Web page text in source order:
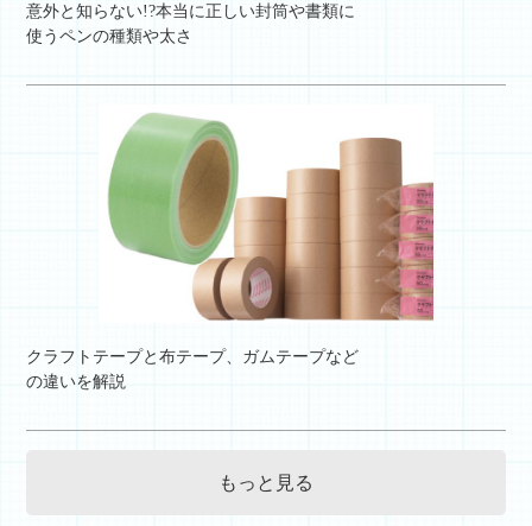
意外と知らない!?本当に正しい封筒や書類に
使うペンの種類や太さ
クラフトテープと布テープ、ガムテープなど
の違いを解説
もっと見る